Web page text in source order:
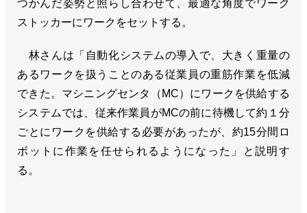
つかんだ姿勢と照らし合わせて、最適な角度でワーク
ストッカーにワークをセットする。
林さんは「自動化システムの導入で、大きく重量の
あるワークを扱うことのある従業員の重筋作業を低減
できた。マシニングセンタ（MC）にワークを供給する
システムでは、従来作業員がMCの前に待機して約１分
ごとにワークを供給する必要があったが、約15分間ロ
ボットに作業を任せられるようになった」と説明す
る。